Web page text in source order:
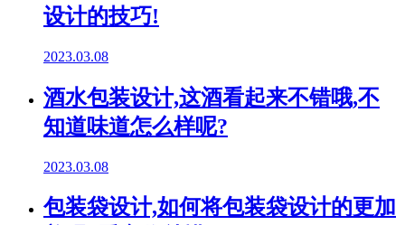
设计的技巧!
2023.03.08
酒水包装设计,这酒看起来不错哦,不
知道味道怎么样呢?
2023.03.08
包装袋设计,如何将包装袋设计的更加